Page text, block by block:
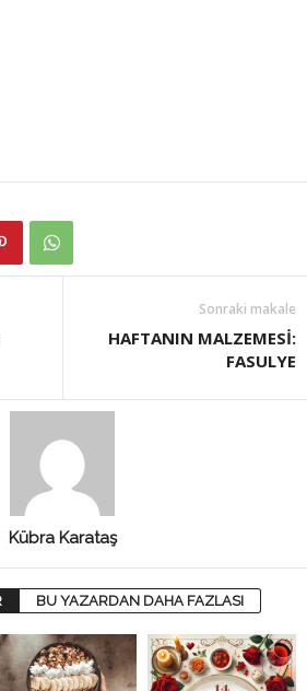
Sonraki makale
HAFTANIN MALZEMESİ:
FASULYE
Kübra Karataş
BU YAZARDAN DAHA FAZLASI